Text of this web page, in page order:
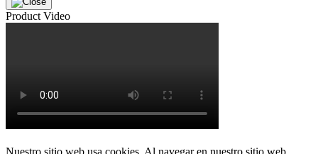
Product Video
Nuestro sitio web usa cookies. Al navegar en nuestro sitio web,